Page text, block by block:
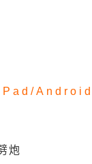
炮